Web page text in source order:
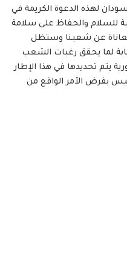
لهذه الدعوة الكريمة في
للسلام والحفاظ على سلامة
عن شعبنا وستظل
لما يحقق رغبات الشعب
يتم تحديدها في هذا الإطار
بفرض الأمر الواقع من